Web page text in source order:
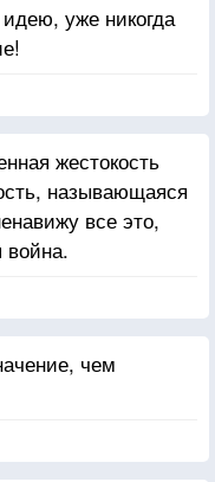
уже никогда
жестокость
называющаяся
все это,
война.
чем